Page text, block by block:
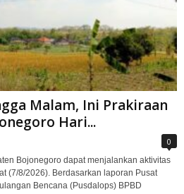
Malam, Ini Prakiraan
Hari...
0
Bojonegoro dapat menjalankan aktivitas
(7/8/2026). Berdasarkan laporan Pusat
Bencana (Pusdalops) BPBD